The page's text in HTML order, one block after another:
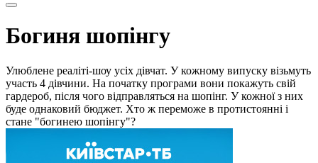
Богиня шопінгу
Улюблене реаліті-шоу усіх дівчат. У кожному випуску візьмуть
участь 4 дівчини. На початку програми вони покажуть свій
гардероб, після чого відправляться на шопінг. У кожної з них
буде однаковий бюджет. Хто ж переможе в протистоянні і
стане "богинею шопінгу"?